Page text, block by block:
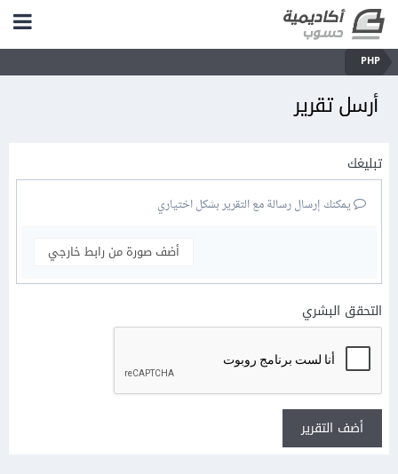
PHP
أرسل تقرير
تبليغك
يمكنك إرسال رسالة مع التقرير بشكل اختياري
أضف صورة من رابط خارجي
التحقق البشري
أضف التقرير